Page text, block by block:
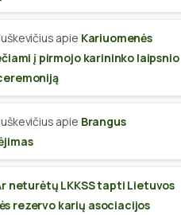
apie Kariuomenės
į pirmojo karininko laipsnio
apie Brangus
neturėtų LKKSS tapti Lietuvos
rezervo karių asociacijos